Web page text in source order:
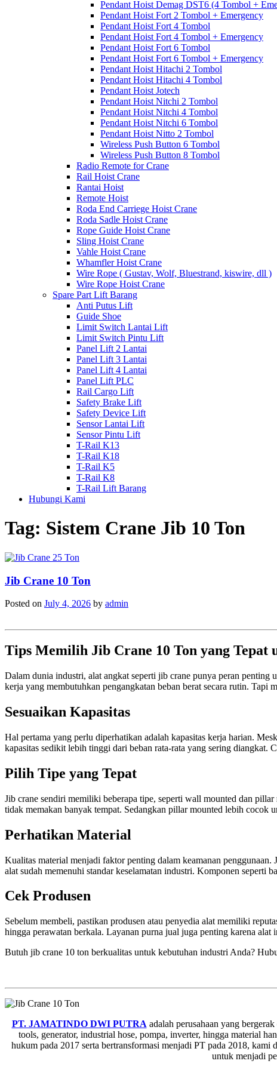
Pendant Hoist Demag DST6 (4 Tombol +
Pendant Hoist Fort 2 Tombol + Emergency
Pendant Hoist Fort 4 Tombol
Pendant Hoist Fort 4 Tombol + Emergency
Pendant Hoist Fort 6 Tombol
Pendant Hoist Fort 6 Tombol + Emergency
Pendant Hoist Hitachi 2 Tombol
Pendant Hoist Hitachi 4 Tombol
Pendant Hoist Jotech
Pendant Hoist Nitchi 2 Tombol
Pendant Hoist Nitchi 4 Tombol
Pendant Hoist Nitchi 6 Tombol
Pendant Hoist Nitto 2 Tombol
Wireless Push Button 6 Tombol
Wireless Push Button 8 Tombol
Radio Remote for Crane
Rail Hoist Crane
Rantai Hoist
Remote Hoist
Roda End Carriege Hoist Crane
Roda Sadle Hoist Crane
Rope Guide Hoist Crane
Sling Hoist Crane
Vahle Hoist Crane
Whamfler Hoist Crane
Wire Rope ( Gustav, Wolf, Bluestrand, kiswire, dll )
Wire Rope Hoist Crane
Spare Part Lift Barang
Anti Putus Lift
Guide Shoe
Limit Switch Lantai Lift
Limit Switch Pintu Lift
Panel Lift 2 Lantai
Panel Lift 3 Lantai
Panel Lift 4 Lantai
Panel Lift PLC
Rail Cargo Lift
Safety Brake Lift
Safety Device Lift
Sensor Lantai Lift
Sensor Pintu Lift
T-Rail K13
T-Rail K18
T-Rail K5
T-Rail K8
T-Rail Lift Barang
Hubungi Kami
Tag: Sistem Crane Jib 10 Ton
Jib Crane 10 Ton
Posted on July 4, 2026 by admin
Tips Memilih Jib Crane 10 Ton yang
Dalam dunia industri, alat angkat seperti jib crane punya peran penting
kerja yang membutuhkan pengangkatan beban berat secara rutin. Tapi
Sesuaikan Kapasitas
Hal pertama yang perlu diperhatikan adalah kapasitas kerja harian.
kapasitas sedikit lebih tinggi dari beban rata-rata yang sering diangkat.
Pilih Tipe yang Tepat
Jib crane sendiri memiliki beberapa tipe, seperti wall mounted dan
tidak memakan banyak tempat. Sedangkan pillar mounted lebih cocok
Perhatikan Material
Kualitas material menjadi faktor penting dalam keamanan
alat sudah memenuhi standar keselamatan industri. Komponen seperti
Cek Produsen
Sebelum membeli, pastikan produsen atau penyedia alat memiliki
hingga perawatan berkala. Layanan purna jual juga penting karena
Butuh jib crane 10 ton berkualitas untuk kebutuhan industri Anda?
PT. JAMATINDO DWI PUTRA adalah perusahaan yang
tools, generator, industrial hose, pompa, inverter, hingga material
hukum pada 2017 serta bertransformasi menjadi PT pada 2018,
untuk menjadi